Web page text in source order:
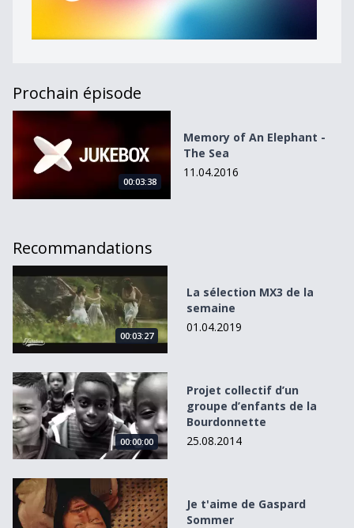
Prochain épisode
Memory of An Elephant - The Sea
00:03:38
Memory of An Elephant -
The Sea
11.04.2016
Recommandations
La sélection MX3 de la semaine
00:03:27
La sélection MX3 de la
semaine
01.04.2019
Projet collectif d’un groupe d’enfants de la Bourdonnette
00:00:00
Projet collectif d’un
groupe d’enfants de la
Bourdonnette
25.08.2014
Je t&#039;aime de Gaspard Sommer
Je t'aime de Gaspard
Sommer